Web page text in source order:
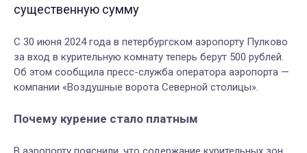
существенную сумму
С 30 июня 2024 года в петербургском аэропорту Пулково
за вход в курительную комнату теперь берут 500 рублей.
Об этом сообщила пресс-служба оператора аэропорта —
компании «Воздушные ворота Северной столицы».
Почему курение стало платным